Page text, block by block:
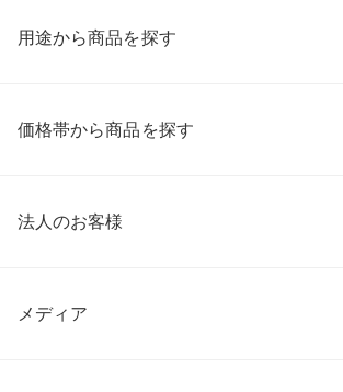
用途から商品を探す
価格帯から商品を探す
法人のお客様
メディア